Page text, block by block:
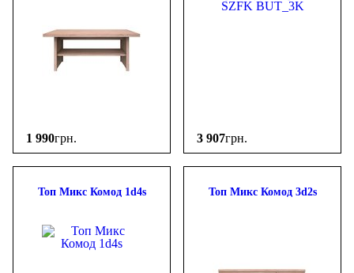
1 990грн. 3 907грн.
Топ Микс Комод 1d4s Топ Микс Комод 3d2s